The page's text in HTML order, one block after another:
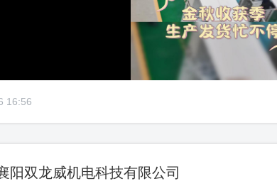
16:56
阳双龙威机电科技有限公司